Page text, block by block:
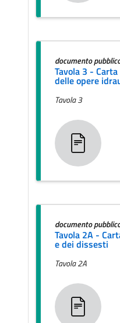
documento
Tavola 3 -
delle opere
Tavola 3
documento
Tavola 2A -
e dei dissesti
Tavola 2A